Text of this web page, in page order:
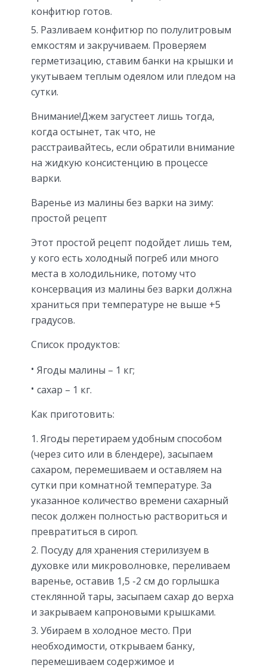
конфитюр готов.
Разливаем конфитюр по полулитровым
емкостям и закручиваем. Проверяем
герметизацию, ставим банки на крышки и
укутываем теплым одеялом или пледом на
сутки.
Внимание!Джем загустеет лишь тогда,
когда остынет, так что, не
расстраивайтесь, если обратили внимание
на жидкую консистенцию в процессе
варки.
Варенье из малины без варки на зиму:
простой рецепт
Этот простой рецепт подойдет лишь тем,
у кого есть холодный погреб или много
места в холодильнике, потому что
консервация из малины без варки должна
храниться при температуре не выше +5
градусов.
Список продуктов:
Ягоды малины – 1 кг;
сахар – 1 кг.
Как приготовить:
Ягоды перетираем удобным способом
(через сито или в блендере), засыпаем
сахаром, перемешиваем и оставляем на
сутки при комнатной температуре. За
указанное количество времени сахарный
песок должен полностью раствориться и
превратиться в сироп.
Посуду для хранения стерилизуем в
духовке или микроволновке, переливаем
варенье, оставив 1,5 -2 см до горлышка
стеклянной тары, засыпаем сахар до верха
и закрываем капроновыми крышками.
Убираем в холодное место. При
необходимости, открываем банку,
перемешиваем содержимое и